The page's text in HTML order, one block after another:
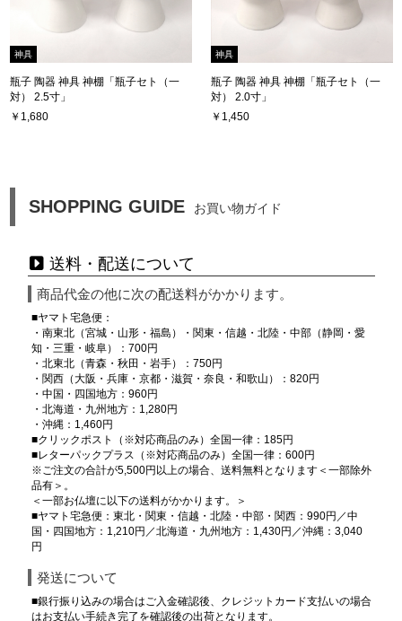
神具
瓶子 陶器 神具 神棚「瓶子セト（一
対） 2.5寸」
￥1,680
神具
瓶子 陶器 神具 神棚「瓶子セト（一
対） 2.0寸」
￥1,450
SHOPPING GUIDE お買い物ガイド
送料・配送について
商品代金の他に次の配送料がかかります。
■ヤマト宅急便：
・南東北（宮城・山形・福島）・関東・信越・北陸・中部（静岡・愛
知・三重・岐阜）：700円
・北東北（青森・秋田・岩手）：750円
・関西（大阪・兵庫・京都・滋賀・奈良・和歌山）：820円
・中国・四国地方：960円
・北海道・九州地方：1,280円
・沖縄：1,460円
■クリックポスト（※対応商品のみ）全国一律：185円
■レターパックプラス（※対応商品のみ）全国一律：600円
※ご注文の合計が5,500円以上の場合、送料無料となります＜一部除外
品有＞。
＜一部お仏壇に以下の送料がかかります。＞
■ヤマト宅急便：東北・関東・信越・北陸・中部・関西：990円／中
国・四国地方：1,210円／北海道・九州地方：1,430円／沖縄：3,040
円
発送について
■銀行振り込みの場合はご入金確認後、クレジットカード支払いの場合
はお支払い手続き完了を確認後の出荷となります。